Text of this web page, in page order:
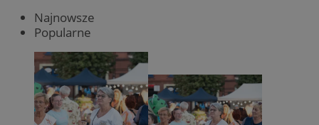
Najnowsze
Popularne